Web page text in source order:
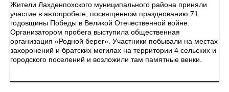
Жители Лахденпохского муниципального района приняли
участие в автопробеге, посвященном празднованию 71
годовщины Победы в Великой Отечественной войне.
Организатором пробега выступила общественная
организация «Родной берег». Участники побывали на местах
захоронений и братских могилах на территории 4 сельских и
городского поселений и возложили там памятные венки.